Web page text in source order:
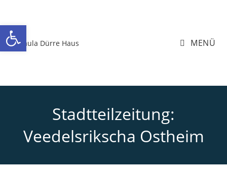
springen
MENÜ
Stadtteilzeitung:
Veedelsrikscha Ostheim
Werkzeugleiste öffnen